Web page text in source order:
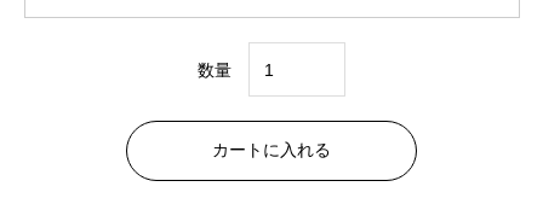
数量
価
②
コ
カートに入れる